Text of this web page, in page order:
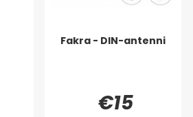
Fakra - DIN-antenni
€15